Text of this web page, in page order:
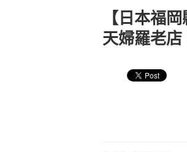
【日本福
天婦羅老店